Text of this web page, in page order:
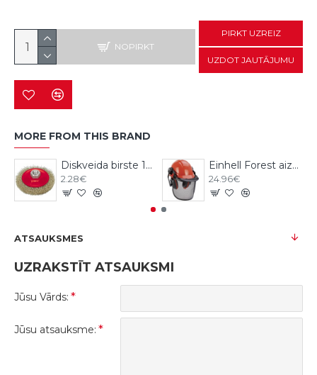
NOPIRKT
PIRKT UZREIZ
UZDOT JAUTĀJUMU
MORE FROM THIS BRAND
Diskveida birste 115mm, M14, Vorel
2.28€
Einhell Forest aizsargķivere ar austiņām
24.96€
ATSAUKSMES
UZRAKSTĪT ATSAUKSMI
Jūsu Vārds:
Jūsu atsauksme: